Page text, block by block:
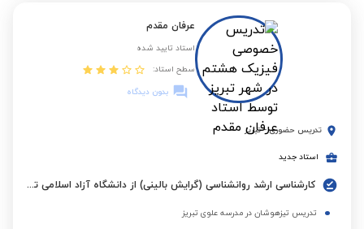
عرفان مقدم
استاد تایید شده
سطح استاد:
بدون دیدگاه
تدریس حضوری - تبریز
استاد جدید
کارشناسی ارشد روانشناسی (گرایش بالینی) از دانشگاه آزاد اسلامی تبریز
تدریس تیزهوشان در مدرسه علوی تبریز